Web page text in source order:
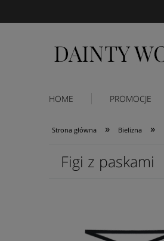
HOME PROMOCJE
Strona główna » Bielizna »
Figi z paskami